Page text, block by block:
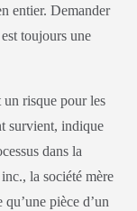
entier. Demander
toujours une
un risque pour les
survient, indique
dans la
la société mère
pièce d’un